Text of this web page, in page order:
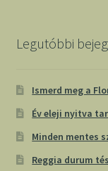
Legutóbbi
Ismerd meg a
Év eleji nyitva
Minden mentes
Reggia durum